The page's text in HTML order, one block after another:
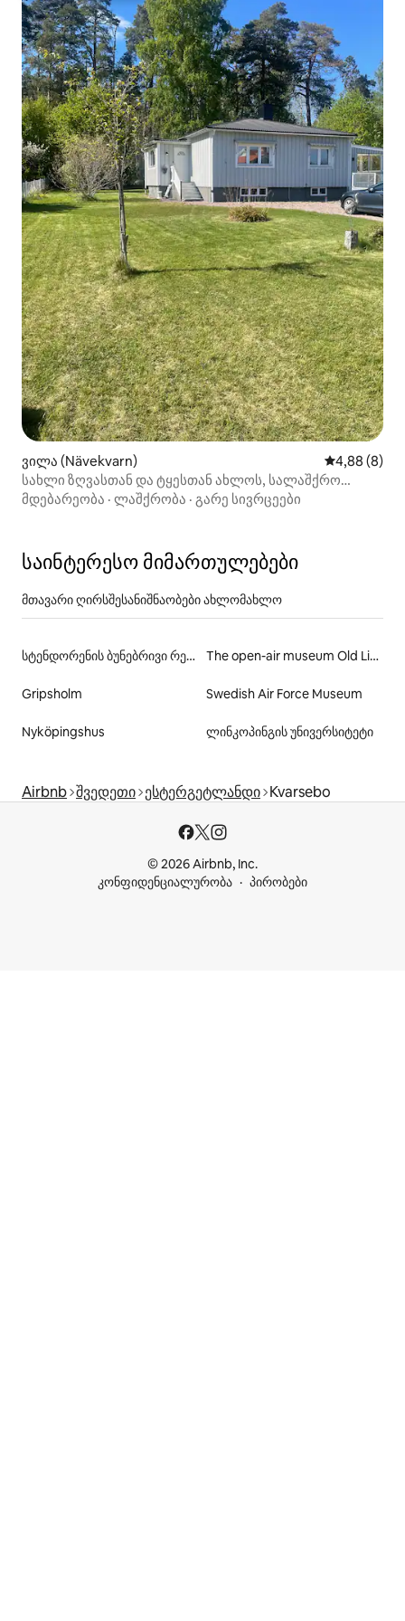
ვილა (Nävekvarn) საშუალო
4,88 (8)
სახლი ზღვასთან და ტყესთან ახლოს, სალაშქრო
სამოთხე
მდებარეობა · ლაშქრობა · გარე სივრცეები
საინტერესო მიმართულებები
მთავარი ღირსშესანიშნაობები ახლომახლო
სტენდორენის ბუნებრივი რეზერვი The open-air museum Old Linköping
Gripsholm Swedish Air Force Museum
Nyköpingshus ლინკოპინგის უნივერსიტეტი
Airbnb შვედეთი ესტერგეტლანდი Kvarsebo
© 2026 Airbnb, Inc.
კონფიდენციალურობა
პირობები